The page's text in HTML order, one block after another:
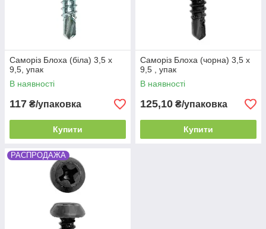
Саморіз Блоха (біла) 3,5 х
9,5, упак
В наявності
117 ₴/упаковка
Купити
Саморіз Блоха (чорна) 3,5 х
9,5 , упак
В наявності
125,10 ₴/упаковка
Купити
РАСПРОДАЖА